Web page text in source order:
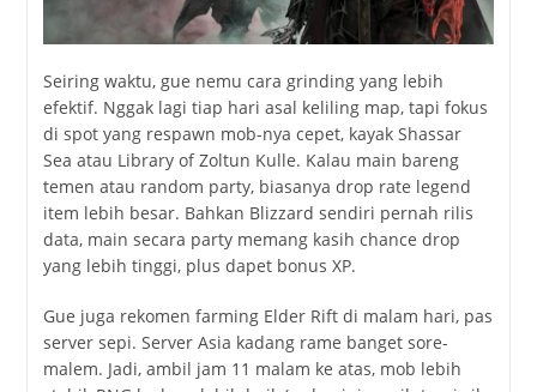
Seiring waktu, gue nemu cara grinding yang lebih
efektif. Nggak lagi tiap hari asal keliling map, tapi fokus
di spot yang respawn mob-nya cepet, kayak Shassar
Sea atau Library of Zoltun Kulle. Kalau main bareng
temen atau random party, biasanya drop rate legend
item lebih besar. Bahkan Blizzard sendiri pernah rilis
data, main secara party memang kasih chance drop
yang lebih tinggi, plus dapet bonus XP.
Gue juga rekomen farming Elder Rift di malam hari, pas
server sepi. Server Asia kadang rame banget sore-
malem. Jadi, ambil jam 11 malam ke atas, mob lebih